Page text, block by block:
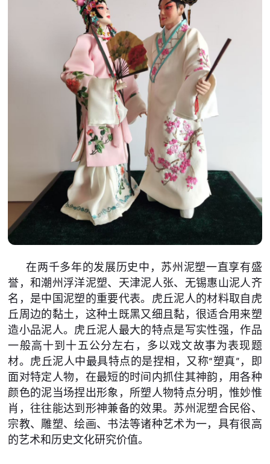
在两千多年的发展历史中，苏州泥塑一直享有盛
誉，和潮州浮洋泥塑、天津泥人张、无锡惠山泥人齐
名，是中国泥塑的重要代表。虎丘泥人的材料取自虎
丘周边的黏土，这种土既黑又细且黏，很适合用来塑
造小品泥人。虎丘泥人最大的特点是写实性强，作品
一般高十到十五公分左右，多以戏文故事为表现题
材。虎丘泥人中最具特点的是捏相，又称“塑真”，即
面对特定人物，在最短的时间内抓住其神韵，用各种
颜色的泥当场捏出形象，所塑人物特点分明，惟妙惟
肖，往往能达到形神兼备的效果。苏州泥塑合民俗、
宗教、雕塑、绘画、书法等诸种艺术为一，具有很高
的艺术和历史文化研究价值。